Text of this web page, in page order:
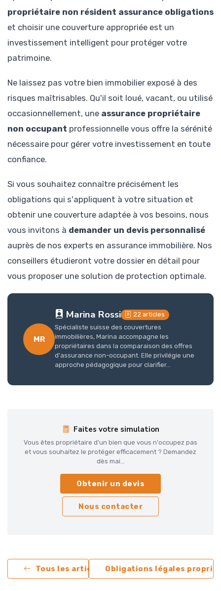
propriétaire non résident assurance obligations
et choisir une couverture appropriée est un
investissement intelligent pour protéger votre
patrimoine.
Ne laissez pas votre bien immobilier exposé à des
risques maîtrisables. Qu'il soit loué, vacant, ou utilisé
occasionnellement, une assurance propriétaire
non occupant professionnelle vous offre la sérénité
nécessaire pour gérer votre investissement en toute
confiance.
Si vous souhaitez connaître précisément les
obligations qui s'appliquent à votre situation et
obtenir une couverture adaptée à vos besoins, nous
vous invitons à demander un devis personnalisé
auprès de nos experts en assurance immobilière. Nos
conseillers étudieront votre dossier en détail pour
vous proposer une solution de protection optimale.
MR
Marina Rossi
22 articles
Spécialiste suisse des couvertures
immobilières, Marina accompagne les
propriétaires dans la comparaison des offres
d'assurance non-occupant. Elle privilégie une
approche pédagogique pour clarifier...
Faites votre simulation
Vous êtes propriétaire d'un bien que vous n'occupez pas
et vous souhaitez le protéger efficacement ? Demandez
dès mai...
Obtenir un devis
Nous contacter
Tous les articles Obligations légales